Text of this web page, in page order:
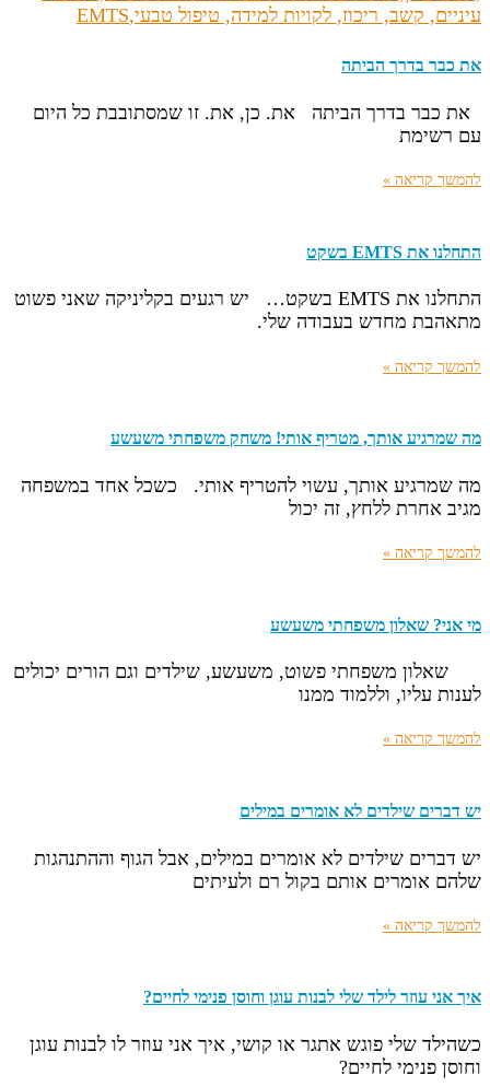
את כבר בדרך הביתה
את כבר בדרך הביתה את. כן, את. זו שמסתובבת כל היום
עם רשימת
להמשך קריאה »
התחלנו את EMTS בשקט
התחלנו את EMTS בשקט… יש רגעים בקליניקה שאני פשוט
מתאהבת מחדש בעבודה שלי.
להמשך קריאה »
מה שמרגיע אותך, מטריף אותי! משחק משפחתי משעשע
מה שמרגיע אותך, עשוי להטריף אותי. כשכל אחד במשפחה
מגיב אחרת ללחץ, זה יכול
להמשך קריאה »
מי אני? שאלון משפחתי משעשע
שאלון משפחתי פשוט, משעשע, שילדים וגם הורים יכולים
לענות עליו, וללמוד ממנו
להמשך קריאה »
יש דברים שילדים לא אומרים במילים
יש דברים שילדים לא אומרים במילים, אבל הגוף וההתנהגות
שלהם אומרים אותם בקול רם ולעיתים
להמשך קריאה »
איך אני עוזר לילד שלי לבנות עוגן וחוסן פנימי לחיים?
כשהילד שלי פוגש אתגר או קושי, איך אני עוזר לו לבנות עוגן
וחוסן פנימי לחיים?